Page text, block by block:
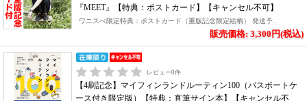
『MEET』【特典：ポストカード】【キャンセル不可】
ワニスぺ限定特典：ポストカード（重版記念限定絵柄） 発送予..
販売価格: 3,300円(税込)
レビュー0件
【4刷記念】マイフィンランドルーティン100（パスポートケ
ース付き限定版）【特典：直筆サイン本】【キャンセル不